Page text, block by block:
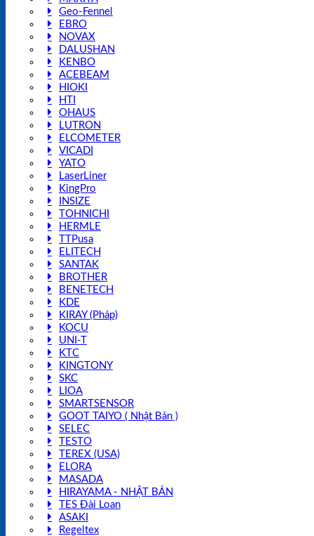
Geo-Fennel
EBRO
NOVAX
DALUSHAN
KENBO
ACEBEAM
HIOKI
HTI
OHAUS
LUTRON
ELCOMETER
VICADI
YATO
LaserLiner
KingPro
INSIZE
TOHNICHI
HERMLE
TTPusa
ELITECH
SANTAK
BROTHER
BENETECH
KDE
KIRAY (Pháp)
KOCU
UNI-T
KTC
KINGTONY
SKC
LIOA
SMARTSENSOR
GOOT TAIYO ( Nhật Bản )
SELEC
TESTO
TEREX (USA)
ELORA
MASADA
HIRAYAMA - NHẬT BẢN
TES Đài Loan
ASAKI
Regeltex